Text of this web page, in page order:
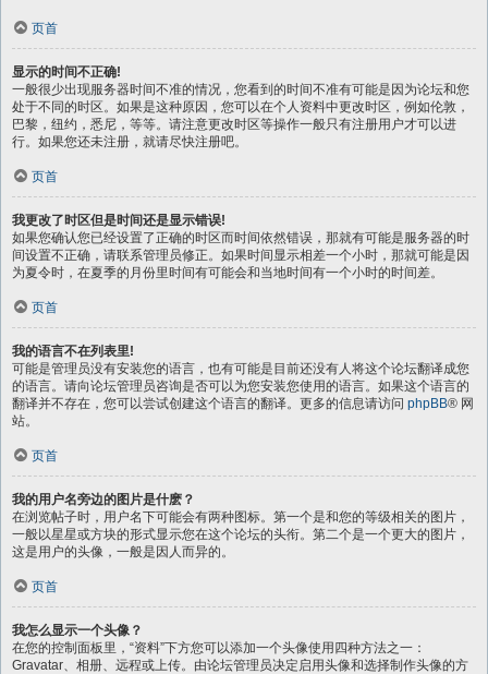
页首
显示的时间不正确!
一般很少出现服务器时间不准的情况，您看到的时间不准有可能是因为论坛和您
处于不同的时区。如果是这种原因，您可以在个人资料中更改时区，例如伦敦，
巴黎，纽约，悉尼，等等。请注意更改时区等操作一般只有注册用户才可以进
行。如果您还未注册，就请尽快注册吧。
页首
我更改了时区但是时间还是显示错误!
如果您确认您已经设置了正确的时区而时间依然错误，那就有可能是服务器的时
间设置不正确，请联系管理员修正。如果时间显示相差一个小时，那就可能是因
为夏令时，在夏季的月份里时间有可能会和当地时间有一个小时的时间差。
页首
我的语言不在列表里!
可能是管理员没有安装您的语言，也有可能是目前还没有人将这个论坛翻译成您
的语言。请向论坛管理员咨询是否可以为您安装您使用的语言。如果这个语言的
翻译并不存在，您可以尝试创建这个语言的翻译。更多的信息请访问 phpBB® 网
站。
页首
我的用户名旁边的图片是什麽？
在浏览帖子时，用户名下可能会有两种图标。第一个是和您的等级相关的图片，
一般以星星或方块的形式显示您在这个论坛的头衔。第二个是一个更大的图片，
这是用户的头像，一般是因人而异的。
页首
我怎么显示一个头像？
在您的控制面板里，“资料”下方您可以添加一个头像使用四种方法之一：
Gravatar、相册、远程或上传。由论坛管理员决定启用头像和选择制作头像的方